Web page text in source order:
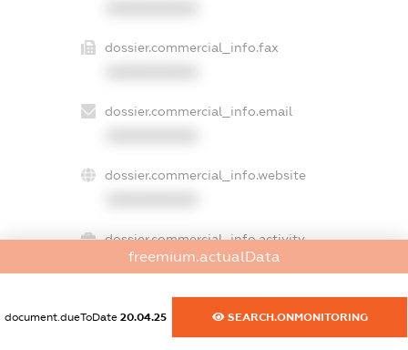
dossier.commercial_info.fax
dossier.commercial_info.email
dossier.commercial_info.website
dossier.commercial_info.activity
XXXXXXXXXX
freemium.actualData
document.dueToDate 20.04.25 SEARCH.ONMONITORING